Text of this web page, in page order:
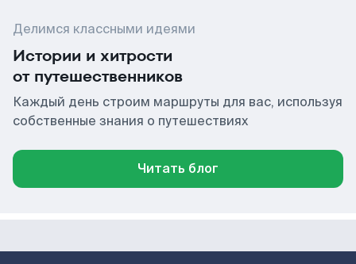
Делимся классными идеями
Истории и хитрости
от путешественников
Каждый день строим маршруты для вас, используя
собственные знания о путешествиях
Читать блог